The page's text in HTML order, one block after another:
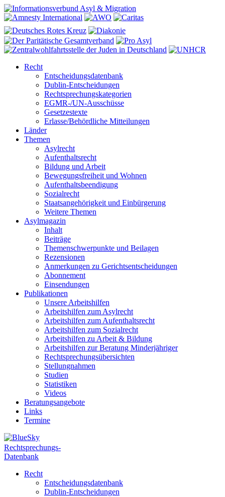
Recht
Entscheidungsdatenbank
Dublin-Entscheidungen
Rechtsprechungskategorien
EGMR-/UN-Ausschüsse
Gesetzestexte
Erlasse/Behördliche Mitteilungen
Länder
Themen
Asylrecht
Aufenthaltsrecht
Bildung und Arbeit
Bewegungsfreiheit und Wohnen
Aufenthaltsbeendigung
Sozialrecht
Staatsangehörigkeit und Einbürgerung
Weitere Themen
Asylmagazin
Inhalt
Beiträge
Themenschwerpunkte und Beilagen
Rezensionen
Anmerkungen zu Gerichtsentscheidungen
Abonnement
Einsendungen
Publikationen
Unsere Arbeitshilfen
Arbeitshilfen zum Asylrecht
Arbeitshilfen zum Aufenthaltsrecht
Arbeitshilfen zum Sozialrecht
Arbeitshilfen zu Arbeit & Bildung
Arbeitshilfen zur Beratung Minderjähriger
Rechtsprechungsübersichten
Stellungnahmen
Studien
Statistiken
Videos
Beratungsangebote
Links
Termine
Rechtsprechungs-
Datenbank
Recht
Entscheidungsdatenbank
Dublin-Entscheidungen